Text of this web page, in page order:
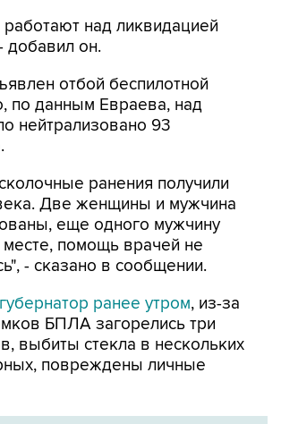
над ликвидацией
добавил он.
отбой беспилотной
по данным Евраева, над
нейтрализовано 93
ранения получили
Две женщины и мужчина
еще одного мужчину
месте, помощь врачей не
- сказано в сообщении.
ранее утром, из-за
БПЛА загорелись три
выбиты стекла в нескольких
повреждены личные